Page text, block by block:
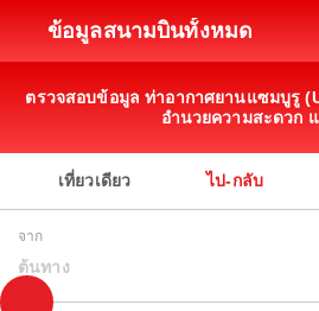
ข้อมูลสนามบินทั้งหมด
ตรวจสอบข้อมูล ท่าอากาศยานแซมบูรู
อำนวยความสะดวก
เที่ยวเดียว ไป-กลับ
จาก
ต้นทาง